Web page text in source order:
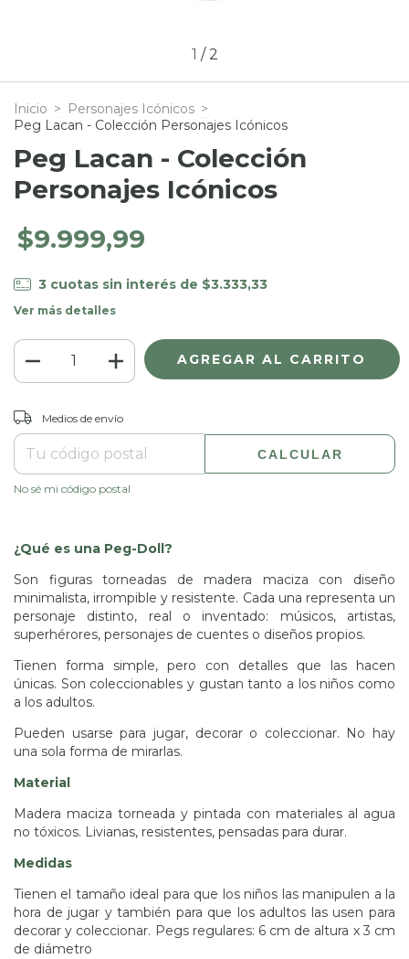
1 / 2
Inicio > Personajes Icónicos >
Peg Lacan - Colección Personajes Icónicos
Peg Lacan - Colección
Personajes Icónicos
$9.999,99
3 cuotas sin interés de $3.333,33
Ver más detalles
Entregas para el CP:
Medios de envío
CALCULAR
No sé mi código postal
¿Qué es una Peg-Doll?
Son figuras torneadas de madera maciza con diseño
minimalista, irrompible y resistente. Cada una representa un
personaje distinto, real o inventado: músicos, artistas,
superhérores, personajes de cuentes o diseños propios.
Tienen forma simple, pero con detalles que las hacen
únicas. Son coleccionables y gustan tanto a los niños como
a los adultos.
Pueden usarse para jugar, decorar o coleccionar. No hay
una sola forma de mirarlas.
Material
Madera maciza torneada y pintada con materiales al agua
no tóxicos. Livianas, resistentes, pensadas para durar.
Medidas
Tienen el tamaño ideal para que los niños las manipulen a la
hora de jugar y también para que los adultos las usen para
decorar y coleccionar. Pegs regulares: 6 cm de altura x 3 cm
de diámetro